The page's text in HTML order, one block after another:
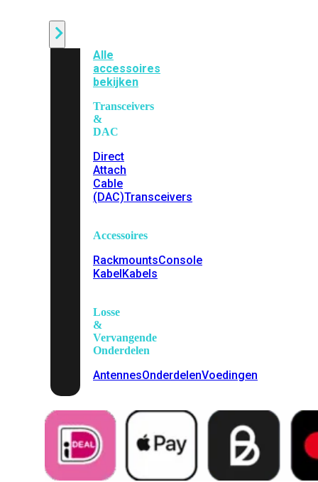
Alle
accessoires
bekijken
Transceivers
&
DAC
Direct
Attach
Cable
(DAC)Transceivers
Accessoires
RackmountsConsole
KabelKabels
Losse
&
Vervangende
Onderdelen
AntennesOnderdelenVoedingen